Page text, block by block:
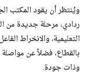
ويُنتظر أن يقود المكتب
ردادي، مرحلة جديدة من
التعليمية، والانخراط
بالقطاع، فضلاً عن
وذات جودة.